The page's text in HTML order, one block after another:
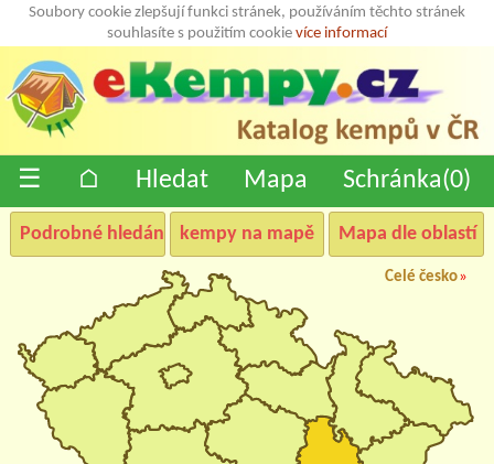
Soubory cookie zlepšují funkci stránek, používáním těchto stránek
souhlasíte s použitím cookie více informací
☰ ⌂ Hledat Mapa Schránka(0)
Podrobné hledání kempy na mapě Mapa dle oblastí
Celé česko»